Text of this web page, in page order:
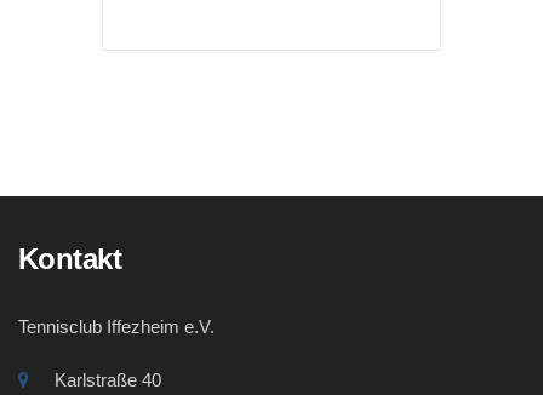
Kontakt
Tennisclub Iffezheim e.V.
Karlstraße 40